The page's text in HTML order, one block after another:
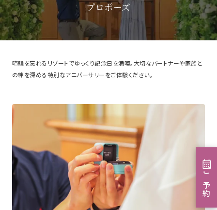
プロポーズ
喧騒を忘れるリゾートでゆっくり記念日を満喫。 大切なパートナーや家族と
の絆を深める特別なアニバーサリーをご体験ください。
ご予約